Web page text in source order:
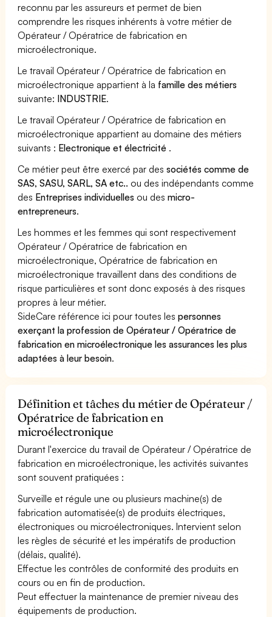
reconnu par les assureurs et permet de bien
comprendre les risques inhérents à votre métier de
Opérateur / Opératrice de fabrication en
microélectronique.
Le travail Opérateur / Opératrice de fabrication en
microélectronique appartient à la famille des métiers
suivante: INDUSTRIE.
Le travail Opérateur / Opératrice de fabrication en
microélectronique appartient au domaine des métiers
suivants : Electronique et électricité .
Ce métier peut être exercé par dessociétés comme de
SAS, SASU, SARL, SA etc.. ou des indépendants comme
des Entreprises individuelles ou desmicro-
entrepreneurs.
Les hommes et les femmes qui sont respectivement
Opérateur / Opératrice de fabrication en
microélectronique, Opératrice de fabrication en
microélectronique travaillent dans des conditions de
risque particulières et sont donc exposés à des risques
propres à leur métier.
SideCare référence ici pour toutes lespersonnes
exerçant la profession de Opérateur / Opératrice de
fabrication en microélectronique les assurances les plus
adaptées à leur besoin.
Définition et tâches du métier de Opérateur /
Opératrice de fabrication en
microélectronique
Durant l'exercice du travail de Opérateur / Opératrice de
fabrication en microélectronique, les activités suivantes
sont souvent pratiquées :
Surveille et régule une ou plusieurs machine(s) de
fabrication automatisée(s) de produits électriques,
électroniques ou microélectroniques. Intervient selon
les règles de sécurité et les impératifs de production
(délais, qualité).
Effectue les contrôles de conformité des produits en
cours ou en fin de production.
Peut effectuer la maintenance de premier niveau des
équipements de production.